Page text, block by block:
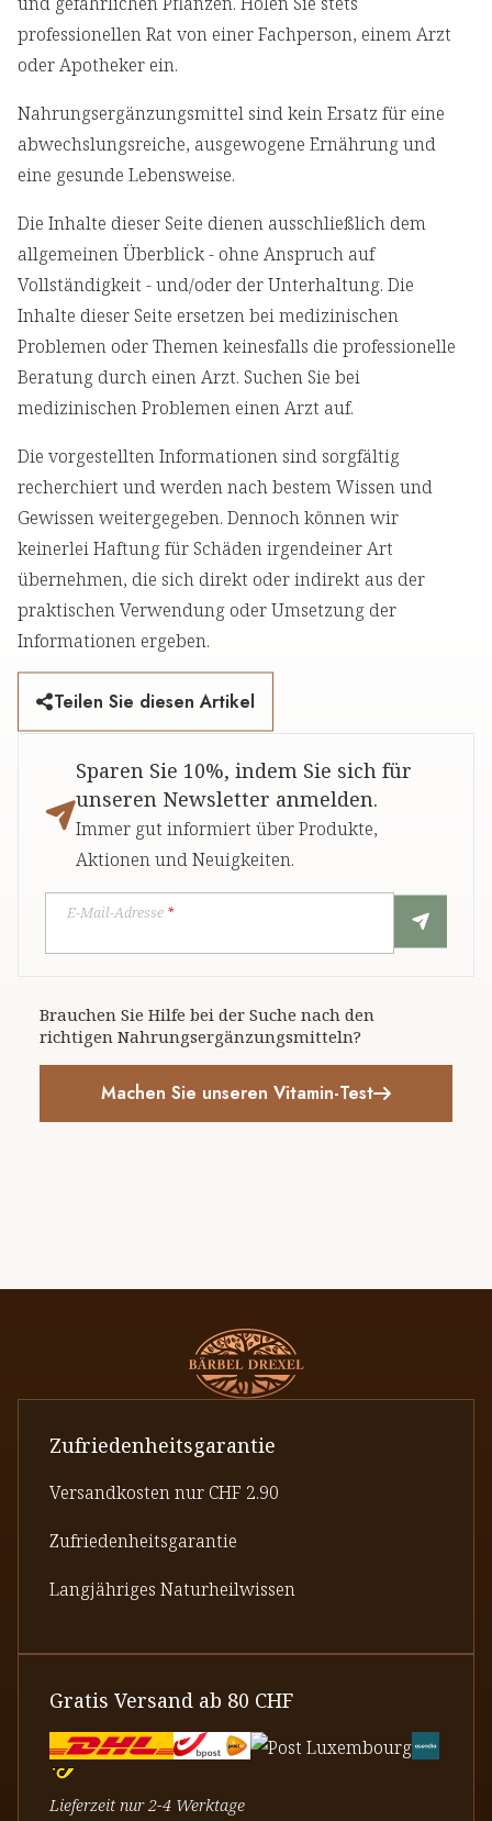
professionellen Rat von einer Fachperson, einem Arzt
oder Apotheker ein.
Nahrungsergänzungsmittel sind kein Ersatz für eine
abwechslungsreiche, ausgewogene Ernährung und
eine gesunde Lebensweise.
Die Inhalte dieser Seite dienen ausschließlich dem
allgemeinen Überblick - ohne Anspruch auf
Vollständigkeit - und/oder der Unterhaltung. Die
Inhalte dieser Seite ersetzen bei medizinischen
Problemen oder Themen keinesfalls die professionelle
Beratung durch einen Arzt. Suchen Sie bei
medizinischen Problemen einen Arzt auf.
Die vorgestellten Informationen sind sorgfältig
recherchiert und werden nach bestem Wissen und
Gewissen weitergegeben. Dennoch können wir
keinerlei Haftung für Schäden irgendeiner Art
übernehmen, die sich direkt oder indirekt aus der
praktischen Verwendung oder Umsetzung der
Informationen ergeben.
Teilen Sie diesen Artikel
Sparen Sie 10%, indem Sie sich für
unseren Newsletter anmelden.
Immer gut informiert über Produkte,
Aktionen und Neuigkeiten.
E-Mail-Adresse *
Brauchen Sie Hilfe bei der Suche nach den
richtigen Nahrungsergänzungsmitteln?
Machen Sie unseren Vitamin-Test
Zufriedenheitsgarantie
Versandkosten nur CHF 2.90
Zufriedenheitsgarantie
Langjähriges Naturheilwissen
Gratis Versand ab 80 CHF
Lieferzeit nur 2-4 Werktage